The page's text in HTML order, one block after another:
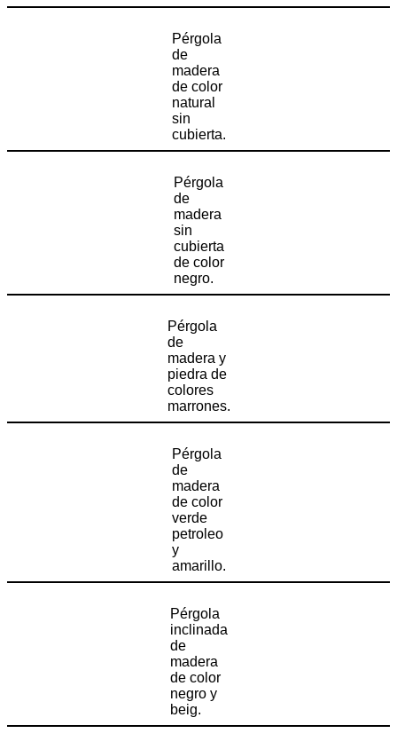
Pérgola
de
madera
de color
natural
sin
cubierta.
Pérgola
de
madera
sin
cubierta
de color
negro.
Pérgola
de
madera y
piedra de
colores
marrones.
Pérgola
de
madera
de color
verde
petroleo
y
amarillo.
Pérgola
inclinada
de
madera
de color
negro y
beig.